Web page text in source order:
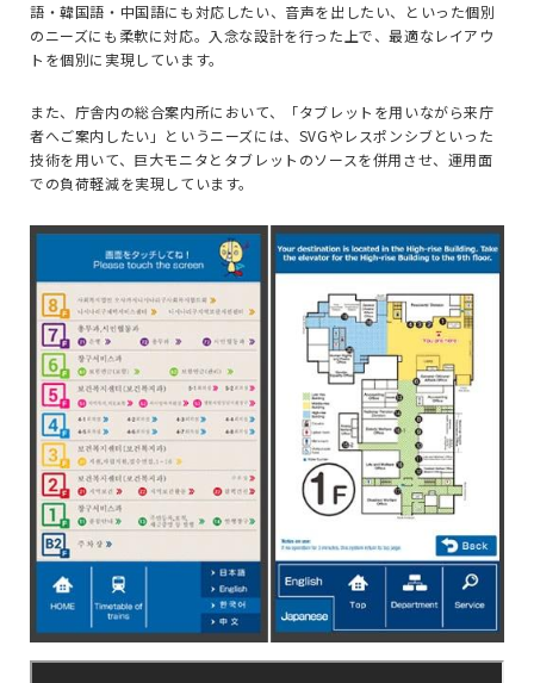
語・韓国語・中国語にも対応したい、音声を出したい、といった個別
のニーズにも柔軟に対応。入念な設計を行った上で、最適なレイアウ
トを個別に実現しています。
また、庁舎内の総合案内所において、「タブレットを用いながら来庁
者へご案内したい」というニーズには、SVGやレスポンシブといった
技術を用いて、巨大モニタとタブレットのソースを併用させ、運用面
での負荷軽減を実現しています。